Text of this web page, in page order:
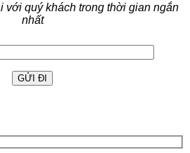
với quý khách trong thời gian ngắn
nhất